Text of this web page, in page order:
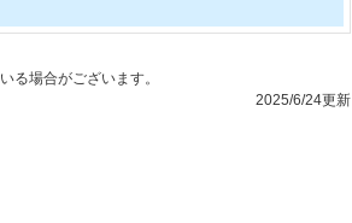
る場合がございます。
2025/6/24更新